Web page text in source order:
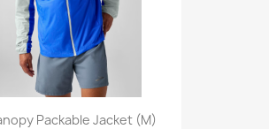
Packable Jacket (M)